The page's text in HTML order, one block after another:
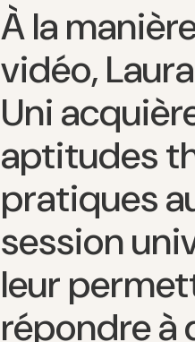
À la
vidéo,
Uni
aptitudes
pratiques
session
leur
répondre à